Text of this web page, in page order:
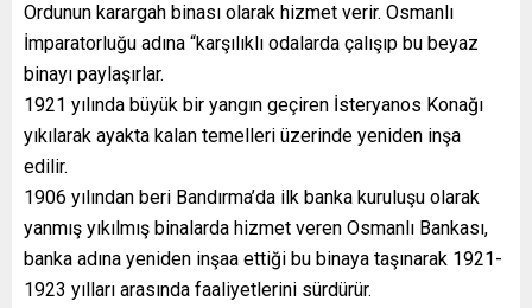
Ordunun karargah binası olarak hizmet verir. Osmanlı
İmparatorluğu adına “karşılıklı odalarda çalışıp bu beyaz
binayı paylaşırlar.
1921 yılında büyük bir yangın geçiren İsteryanos Konağı
yıkılarak ayakta kalan temelleri üzerinde yeniden inşa
edilir.
1906 yılından beri Bandırma’da ilk banka kuruluşu olarak
yanmış yıkılmış binalarda hizmet veren Osmanlı Bankası,
banka adına yeniden inşaa ettiği bu binaya taşınarak 1921-
1923 yılları arasında faaliyetlerini sürdürür.